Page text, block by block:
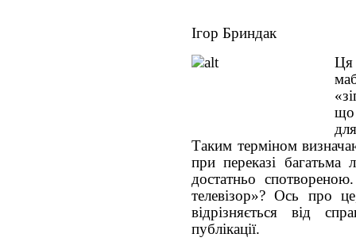
Ігор Бриндак
Ця
що
Таким терміном
при переказі багатьма
достатньо
телевізор»? Ось про
відрізняється від
публікації.